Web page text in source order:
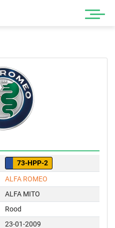
73-HPP-2
ALFA ROMEO
ALFA MITO
Rood
23-01-2009